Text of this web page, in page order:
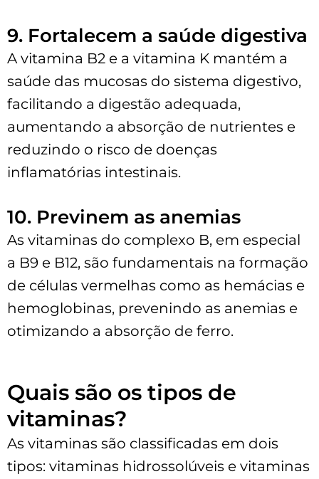
9. Fortalecem a saúde digestiva
A vitamina B2 e a vitamina K mantém a
saúde das mucosas do sistema digestivo,
facilitando a digestão adequada,
aumentando a absorção de nutrientes e
reduzindo o risco de doenças
inflamatórias intestinais.
10. Previnem as anemias
As vitaminas do complexo B, em especial
a B9 e B12, são fundamentais na formação
de células vermelhas como as hemácias e
hemoglobinas, prevenindo as anemias e
otimizando a absorção de ferro.
Quais são os tipos de
vitaminas?
As vitaminas são classificadas em dois
tipos: vitaminas hidrossolúveis e vitaminas